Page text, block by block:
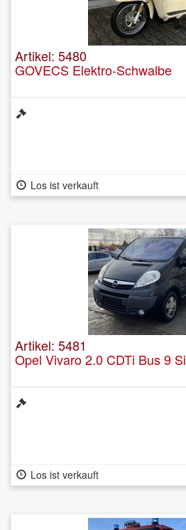
Artikel: 5480
GOVECS Elektro-Schwalbe
Los ist verkauft
Artikel: 5481
Opel Vivaro 2.0 CDTi Bus 9
Los ist verkauft